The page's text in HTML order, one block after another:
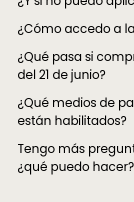
¿Cómo accedo a
¿Qué pasa si
del 21 de junio?
¿Qué medios de
están habilitados?
Tengo más
¿qué puedo hacer?